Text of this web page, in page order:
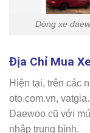
Dòng xe
Địa Chỉ Mua
Hiện tại, trên các
oto.com.vn,
Daewoo cũ với
nhập trung bình.